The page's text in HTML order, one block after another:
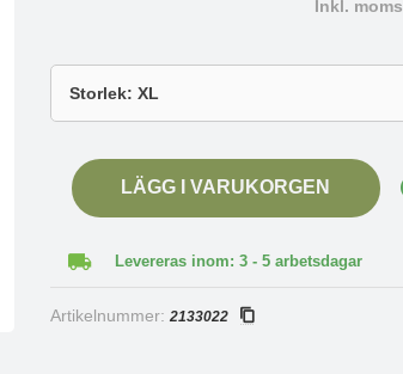
Inkl. moms
LÄGG I VARUKORGEN
Levereras inom: 3 - 5 arbetsdagar
Artikelnummer:2133022